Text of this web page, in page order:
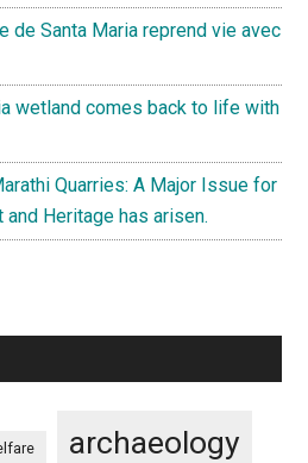
de Santa Maria reprend vie avec
wetland comes back to life with
Quarries: A Major Issue for
and Heritage has arisen.
archaeology